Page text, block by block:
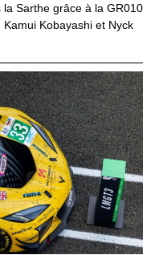
Sarthe grâce à la GR010
Kamui Kobayashi et Nyck